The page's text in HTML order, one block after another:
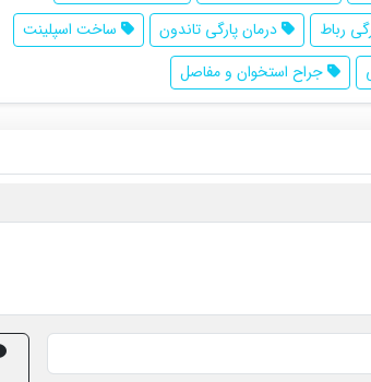
رباط درمان پارگی تاندون
ساخت اسپلینت
جراح استخوان و مفاصل